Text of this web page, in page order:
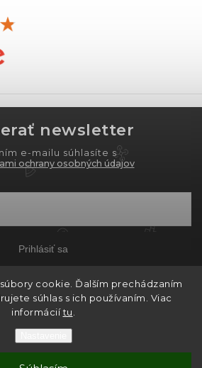
cookie. Ďalším prechádzaním
súhlas s ich používaním. Viac
informáciítu
newsletter
e-mailu súhlasíte s
ochrany osobných údajov
Prihlásiť sa
PROXIMA.store
vytvořil a nakódoval